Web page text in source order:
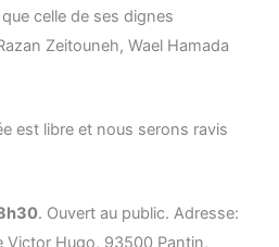
celle de ses dignes
Zeitouneh, Wael Hamada
est libre et nous serons ravis
. Ouvert au public. Adresse:
Victor Hugo, 93500 Pantin,